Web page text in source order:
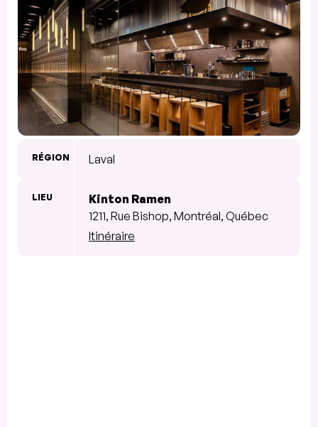
RÉGION Laval
LIEU
Kinton Ramen
1211, Rue Bishop, Montréal, Québec
Itinéraire